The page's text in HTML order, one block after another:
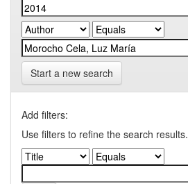
Start a new search
Add filters:
Use filters to refine the search results.